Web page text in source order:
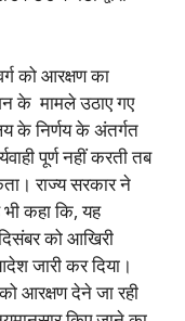
को आरक्षण का
के मामले उठाए गए
के निर्णय के अंतर्गत
पूर्ण नहीं करती तब
राज्य सरकार ने
भी कहा कि, यह
को आखिरी
जारी कर दिया।
आरक्षण देने जा रही